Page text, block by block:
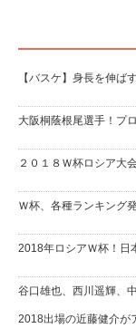
【バスケ】身長を伸ば
大阪桐蔭根尾選手！プ
２０１８Ｗ杯ロシア大
Ｗ杯、各種ランキング
2018年ロシアＷ杯！日
谷口雄也、西川遥輝、
2018出場の近藤健介が